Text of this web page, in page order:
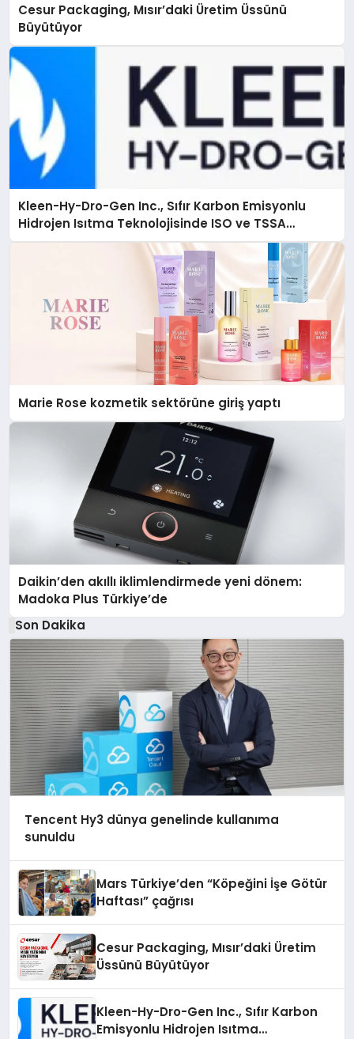
Cesur Packaging, Mısır’daki Üretim Üssünü
Büyütüyor
Kleen-Hy-Dro-Gen Inc., Sıfır Karbon Emisyonlu
Hidrojen Isıtma Teknolojisinde ISO ve TSSA
Düzenleyici Onaylarını Aldı
Marie Rose kozmetik sektörüne giriş yaptı
Daikin’den akıllı iklimlendirmede yeni dönem:
Madoka Plus Türkiye’de
Son Dakika
Tencent Hy3 dünya genelinde kullanıma
sunuldu
Mars Türkiye’den “Köpeğini İşe Götür
Haftası” çağrısı
Cesur Packaging, Mısır’daki Üretim
Üssünü Büyütüyor
Kleen-Hy-Dro-Gen Inc., Sıfır Karbon
Emisyonlu Hidrojen Isıtma